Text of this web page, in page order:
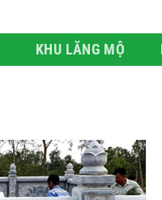
KHU LĂNG MỘ